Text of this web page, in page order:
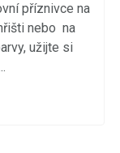
příznivce na
nebo na
užijte si